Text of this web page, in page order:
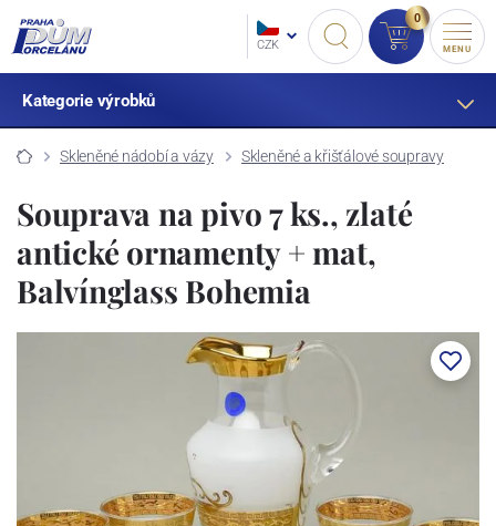
CZK
0
MENU
Kategorie výrobků
Skleněné nádobí a vázy Skleněné a křišťálové soupravy
Souprava na pivo 7 ks., zlaté
antické ornamenty + mat,
Balvínglass Bohemia